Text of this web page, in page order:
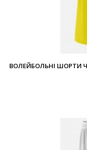
ВОЛЕЙБОЛЬНІ ШОРТИ